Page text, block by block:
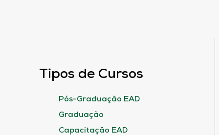
Tipos de Cursos
Pós-Graduação EAD
Graduação
Capacitação EAD